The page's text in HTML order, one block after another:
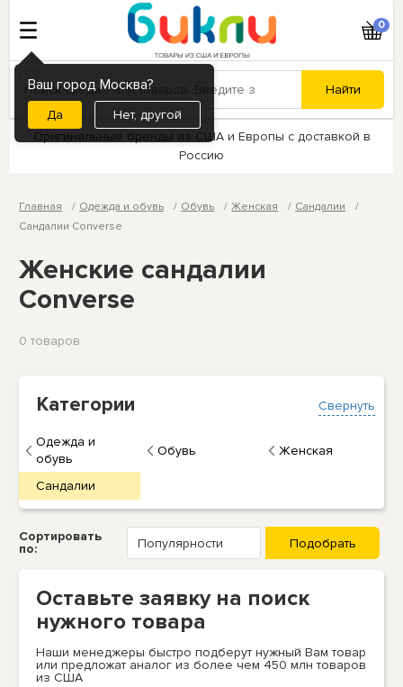
Ваш город Москва?
Нет, другой
0
Оригинальные бренды из США и Европы с доставкой в
Россию
Главная Одежда и обувь Обувь Женская
Сандалии
Сандалии Converse
Женские сандалии
Converse
0 товаров
Свернуть
Категории
Одежда и
обувь
Обувь Женская
Сандалии
Сортировать
по:
Оставьте заявку на поиск
нужного товара
Наши менеджеры быстро подберут нужный Вам товар
или предложат аналог из более чем 450 млн товаров
из США